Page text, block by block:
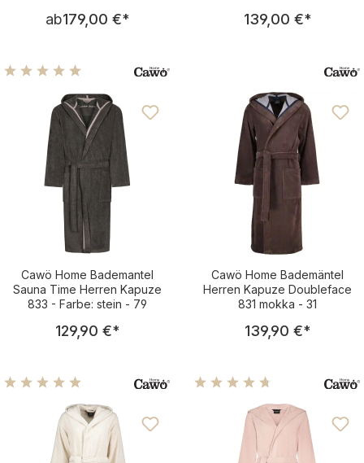
Regulärer Preis:
ab179,00 €* Regulärer
139,00 €*
Durchschnittliche Bewertung von 4.93 von 5 Sternen
Cawö Home Bademantel
Sauna Time Herren Kapuze
833 - Farbe: stein - 79
Regulärer Preis:
129,90 €*
Cawö Home Bademäntel
Herren Kapuze Doubleface
831 mokka - 31
Regulärer
139,90 €*
Durchschnittliche Bewertung von 5 von 5 Sternen
Durchschnittliche